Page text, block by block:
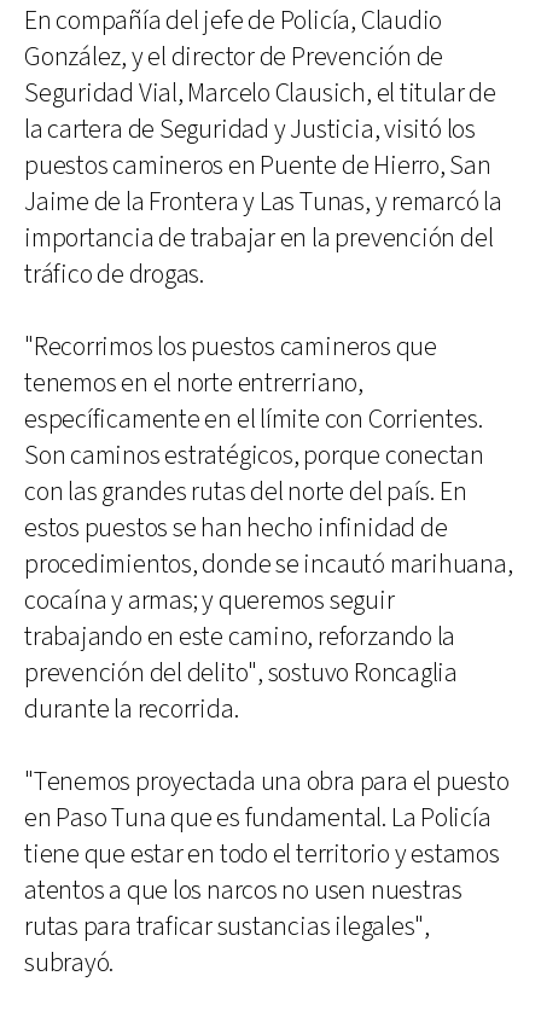
En compañía del jefe de Policía, Claudio
González, y el director de Prevención de
Seguridad Vial, Marcelo Clausich, el titular de
la cartera de Seguridad y Justicia, visitó los
puestos camineros en Puente de Hierro, San
Jaime de la Frontera y Las Tunas, y remarcó la
importancia de trabajar en la prevención del
tráfico de drogas.
"Recorrimos los puestos camineros que
tenemos en el norte entrerriano,
específicamente en el límite con Corrientes.
Son caminos estratégicos, porque conectan
con las grandes rutas del norte del país. En
estos puestos se han hecho infinidad de
procedimientos, donde se incautó marihuana,
cocaína y armas; y queremos seguir
trabajando en este camino, reforzando la
prevención del delito", sostuvo Roncaglia
durante la recorrida.
"Tenemos proyectada una obra para el puesto
en Paso Tuna que es fundamental. La Policía
tiene que estar en todo el territorio y estamos
atentos a que los narcos no usen nuestras
rutas para traficar sustancias ilegales",
subrayó.